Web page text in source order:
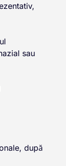
sau
după